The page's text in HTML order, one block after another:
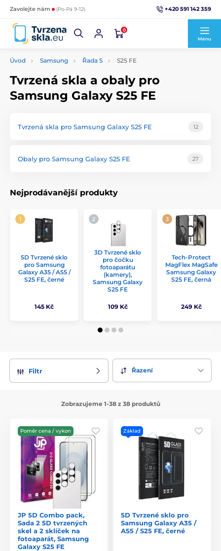
Zavolejte nám (Po-Pá 9-12) +420 591 142 359
0
Menu
Úvod Samsung Řada S S25 FE
Tvrzená skla a obaly pro
Samsung Galaxy S25 FE
Tvrzená skla pro Samsung Galaxy S25 FE 12
Obaly pro Samsung Galaxy S25 FE 27
Nejprodávanější produkty
5D Tvrzené sklo
pro Samsung
Galaxy A35 / A55 /
S25 FE, černé
145 Kč
3D Tvrzené sklo
pro čočku
fotoaparátu
(kamery),
Samsung Galaxy
S25 FE
109 Kč
Tech-Protect
MagFlex MagSafe
Samsung Galaxy
S25 FE, černá
249 Kč
Filtr Řazení
Zobrazujeme 1-38 z 38 produktů
Poměr cena / vykon
JP 5D Combo pack,
Sada 2 5D tvrzených
skel a 2 sklíček na
fotoaparát, Samsung
Galaxy S25 FE
Základ
5D Tvrzené sklo pro
Samsung Galaxy A35 /
A55 / S25 FE, černé